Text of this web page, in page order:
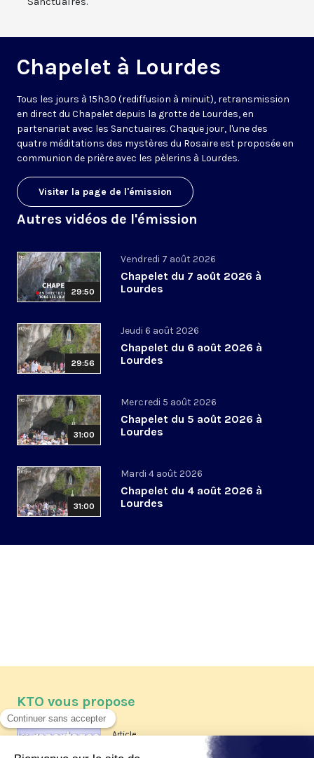
Chapelet à Lourdes
Tous les jours à 15h30 (rediffusion à minuit), retransmission
en direct du Chapelet depuis la grotte de Lourdes, en
partenariat avec les Sanctuaires. Chaque jour, l'une des
quatre méditations des mystères du Rosaire est proposée en
communion de prière avec les pèlerins à Lourdes.
Visiter la page de l'émission
Autres vidéos de l'émission
29:50
Vendredi 7 août 2026
Chapelet du 7 août 2026 à
Lourdes
29:56
Jeudi 6 août 2026
Chapelet du 6 août 2026 à
Lourdes
31:00
Mercredi 5 août 2026
Chapelet du 5 août 2026 à
Lourdes
31:00
Mardi 4 août 2026
Chapelet du 4 août 2026 à
Lourdes
KTO vous propose
Article
Les reportages d'été 2026 de KTO